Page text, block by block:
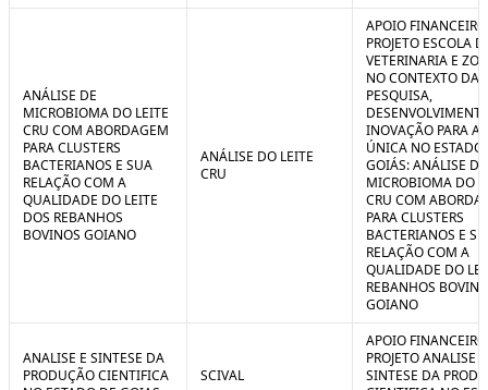
ANÁLISE DE
MICROBIOMA DO LEITE
CRU COM ABORDAGEM
PARA CLUSTERS
BACTERIANOS E SUA
RELAÇÃO COM A
QUALIDADE DO LEITE
DOS REBANHOS
BOVINOS GOIANO
ANÁLISE DO LEITE
CRU
APOIO
PROJETO ESCOLA
VETERINARIA E
NO CONTEXTO DA
PESQUISA,
INOVAÇÃO PARA A
ÚNICA NO ESTADO
GOIÁS: ANÁLISE DE
MICROBIOMA DO
CRU COM
PARA CLUSTERS
BACTERIANOS E
RELAÇÃO COM A
QUALIDADE DO
REBANHOS
GOIANO
ANALISE E SINTESE DA
PRODUÇÃO CIENTIFICA
SCIVAL
APOIO
PROJETO ANALISE E
SINTESE DA